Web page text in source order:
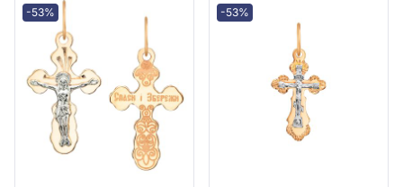
-53% -53%